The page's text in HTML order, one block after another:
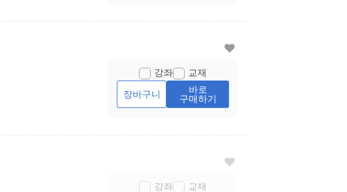
강좌 교재
장바구니
바로
구매하기
강좌 교재